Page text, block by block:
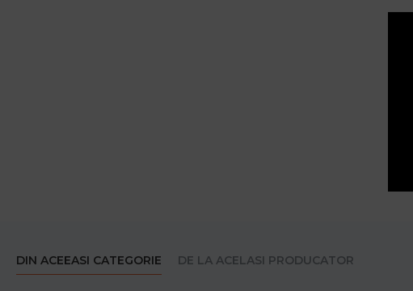
DIN ACEEASI CATEGORIE DE LA ACELASI PRODUCATOR